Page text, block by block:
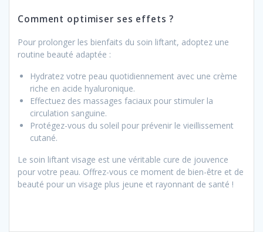
Comment optimiser ses effets ?
Pour prolonger les bienfaits du soin liftant, adoptez une
routine beauté adaptée :
Hydratez votre peau quotidiennement avec une crème
riche en acide hyaluronique.
Effectuez des massages faciaux pour stimuler la
circulation sanguine.
Protégez-vous du soleil pour prévenir le vieillissement
cutané.
Le soin liftant visage est une véritable cure de jouvence
pour votre peau. Offrez-vous ce moment de bien-être et de
beauté pour un visage plus jeune et rayonnant de santé !